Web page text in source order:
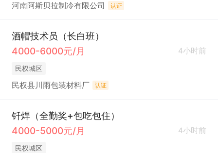
河南阿斯贝拉制冷有限公司 认证
酒帽技术员（长白班）
4000-6000元/月
4小时前
民权城区
民权县川雨包装材料厂 认证
钎焊（全勤奖+包吃包住）
4000-5000元/月
4小时前
民权城区